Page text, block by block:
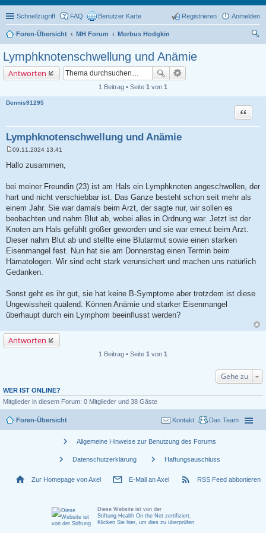
Schnellzugriff FAQ Benutzer Karte Anmelden
Registrieren
Foren-Übersicht MH Forum
Morbus Hodgkin
Lymphknotenschwellung und Anämie
Antworten
1 Beitrag • Seite 1 von 1
Dennis91295
Lymphknotenschwellung und Anämie
Zitat
e
i
a
g
09.11.2024 13:41
Hallo zusammen,
bei meiner Freundin (23) ist am Hals ein Lymphknoten angeschwollen, der
hart und nicht verschiebbar ist. Das Ganze besteht schon seit mehr als
einem Jahr. Sie war damals beim Arzt, der sagte nur, wir sollen es
beobachten und nahm Blut ab, wobei alles in Ordnung war. Jetzt ist der
Knoten am Hals gefühlt größer geworden und sie war erneut beim Arzt.
Dieser nahm Blut ab und stellte eine Blutarmut sowie einen starken
Eisenmangel fest. Nun hat sie am Donnerstag einen Termin beim
Hämatologen. Wir sind echt stark verunsichert und machen uns natürlich
Gedanken.
Sonst geht es ihr gut, sie hat keine B-Symptome aber trotzdem ist diese
Ungewissheit quälend. Können Anämie und starker Eisenmangel
überhaupt durch ein Lymphom beeinflusst werden?
Antworten
1 Beitrag • Seite 1 von 1
Gehe zu
WER IST ONLINE?
Mitglieder in diesem Forum: 0 Mitglieder und 38 Gäste
Foren-Übersicht Das Team
Kontakt
chevron_right Allgemeine Hinweise zur Benutzung des Forums
chevron_right Datenschutzerklärung chevron_right Haftungsauschluss
home Zur Homepage von Axel mail_outline E-Mail an Axel rss_feed RSS Feed abbonieren
Diese Website ist von der
Stiftung Health On the Net zertifiziert
Klicken Sie hier, um dies zu überprüfen